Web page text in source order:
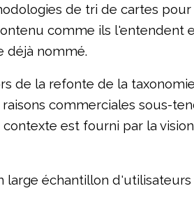
de tri de cartes
comme ils l'entendent
déjà nommé.
de la refonte de la
commerciales sous-
est fourni par la
large échantillon